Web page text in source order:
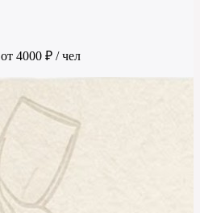
от 4000 ₽ / чел